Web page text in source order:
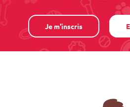
Je m'inscris